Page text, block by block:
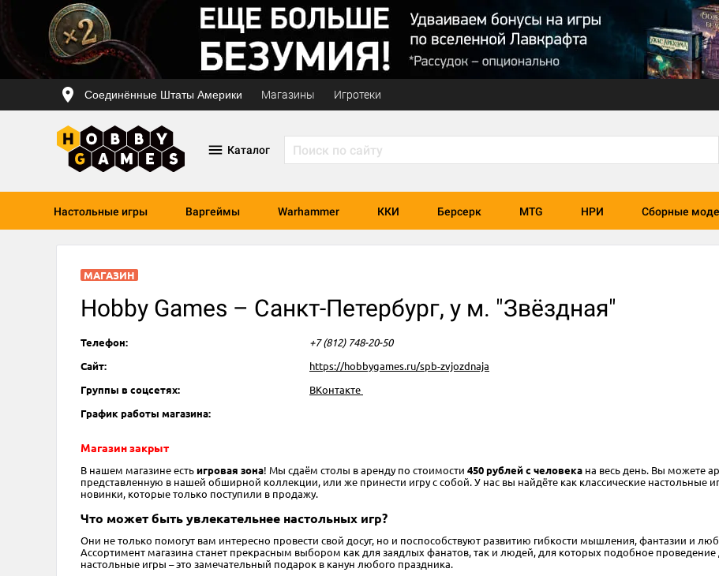
Соединённые Штаты Америки Магазины Игротеки
Каталог
Настольные игры Варгеймы Warhammer ККИ Берсерк MTG НРИ Сборные
МАГАЗИН
Hobby Games – Санкт-Петербург, у м. "Звёздная"
Телефон:
+7 (812) 748-20-50
Сайт:
https://hobbygames.ru/spb-zvjozdnaja
Группы в соцсетях:
ВКонтакте
График работы магазина:
Магазин закрыт
В нашем магазине естьигровая зона! Мы сдаём столы в аренду по стоимости 450 рублей с человека на весь день. Вы можете
представленную в нашей обширной коллекции, или же принести игру с собой. У нас вы найдёте как классические настольные
новинки, которые только поступили в продажу.
Что может быть увлекательнее настольных игр?
Они не только помогут вам интересно провести свой досуг, но и поспособствуют развитию гибкости мышления, фантазии и
Ассортимент магазина станет прекрасным выбором как для заядлых фанатов, так и людей, для которых подобное проведение
настольные игры – это замечательный подарок в канун любого праздника.